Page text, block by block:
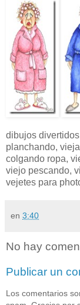
dibujos
planchando,
colgando ropa,
viejo pescando,
vejetes para
en 3:40
No hay
Publicar un
Los comentarios